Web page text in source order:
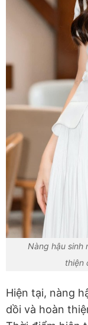
Nàng hậu sinh
thiện
Hiện tại, nàng
dồi và hoàn